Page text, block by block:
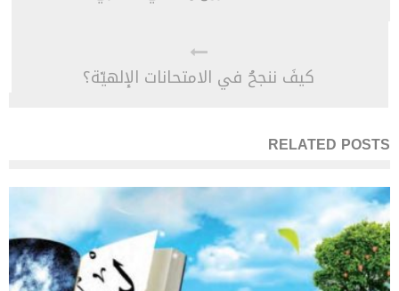
كيفَ ننجحُ في الامتحانات الإلهيّة؟
RELATED POSTS